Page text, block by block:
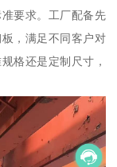
要求。工厂配备先
，满足不同客户对
格还是定制尺寸，